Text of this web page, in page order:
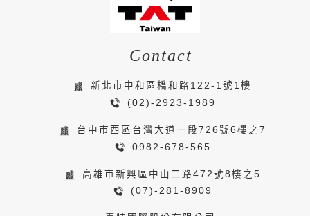
Contact
新北市中和區橋和路122-1號1樓
(02)-2923-1989
台中市西區台灣大道ㄧ段726號6樓之7
0982-678-565
高雄市新興區中山二路472號8樓之5
(07)-281-8909